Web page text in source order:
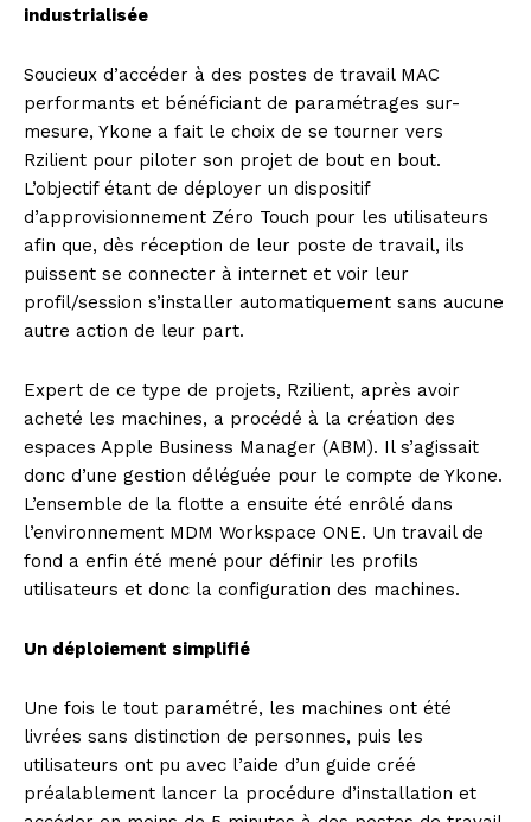
industrialisée
Soucieux d’accéder à des postes de travail MAC
performants et bénéficiant de paramétrages sur-
mesure, Ykone a fait le choix de se tourner vers
Rzilient pour piloter son projet de bout en bout.
L’objectif étant de déployer un dispositif
d’approvisionnement Zéro Touch pour les utilisateurs
afin que, dès réception de leur poste de travail, ils
puissent se connecter à internet et voir leur
profil/session s’installer automatiquement sans aucune
autre action de leur part.
Expert de ce type de projets, Rzilient, après avoir
acheté les machines, a procédé à la création des
espaces Apple Business Manager (ABM). Il s’agissait
donc d’une gestion déléguée pour le compte de Ykone.
L’ensemble de la flotte a ensuite été enrôlé dans
l’environnement MDM Workspace ONE. Un travail de
fond a enfin été mené pour définir les profils
utilisateurs et donc la configuration des machines.
Un déploiement simplifié
Une fois le tout paramétré, les machines ont été
livrées sans distinction de personnes, puis les
utilisateurs ont pu avec l’aide d’un guide créé
préalablement lancer la procédure d’installation et